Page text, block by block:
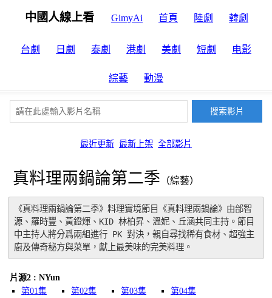
中國人線上看 GimyAi 首頁 陸劇 韓劇
台劇 日劇 泰劇 港劇 美劇 短劇 电影
綜藝 動漫
最近更新 最新上架 全部影片
真料理兩鍋論第二季 （綜藝）
《真料理兩鍋論第二季》料理實境節目《真料理兩鍋論》由邰智
源、羅時豐、黃鐙煇、KID 林柏昇、溫妮、丘涵共同主持。節目
中主持人將分爲兩組進行 PK 對決，親自尋找稀有食材、超強主
廚及傳奇秘方與菜單，獻上最美味的完美料理。
片源2 : NYun
第01集
第02集 第03集
第04集